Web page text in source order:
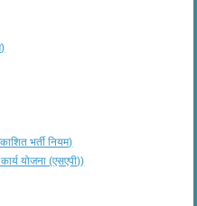
भर्ती नियम)
योजना (एसएपी))